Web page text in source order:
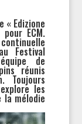
« Edizione
ECM.
Festival
de
réunis
Toujours
les
la mélodie